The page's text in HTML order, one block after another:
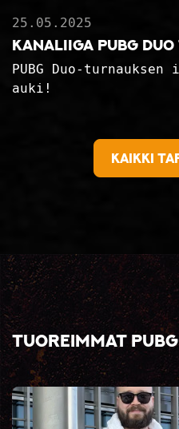
25.05.2025
Kanaliiga PUBG Duo
PUBG Duo-
auki!
Kaikki
Tuoreimmat